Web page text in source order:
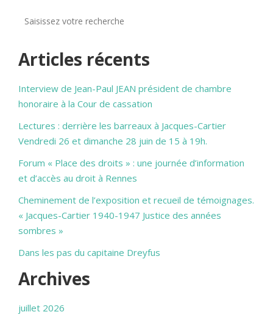
Articles récents
Interview de Jean-Paul JEAN président de chambre
honoraire à la Cour de cassation
Lectures : derrière les barreaux à Jacques-Cartier
Vendredi 26 et dimanche 28 juin de 15 à 19h.
Forum « Place des droits » : une journée d’information
et d’accès au droit à Rennes
Cheminement de l’exposition et recueil de témoignages.
« Jacques-Cartier 1940-1947 Justice des années
sombres »
Dans les pas du capitaine Dreyfus
Archives
juillet 2026